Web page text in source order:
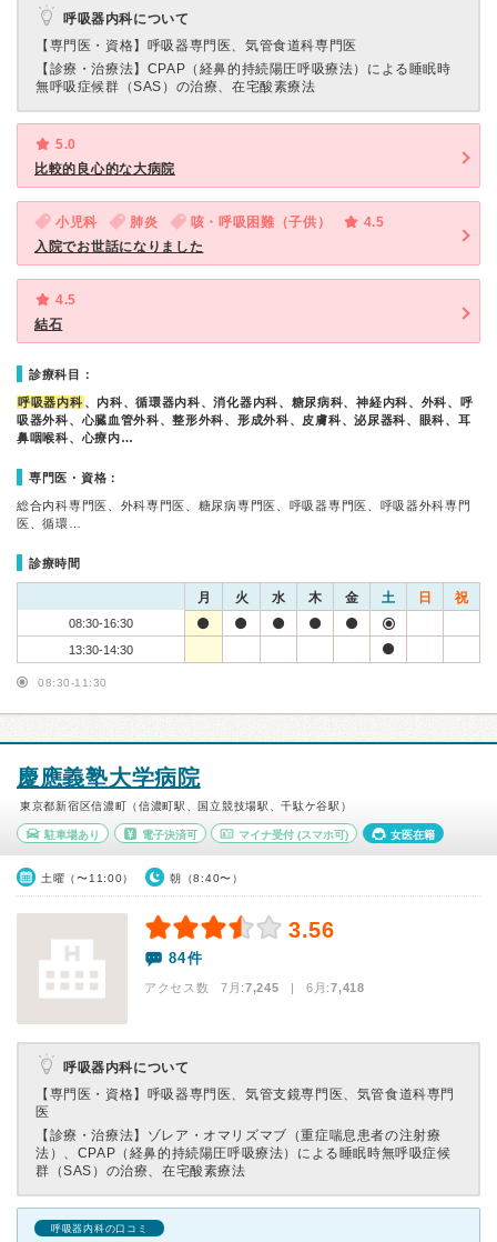
呼吸器内科について
【専門医・資格】 呼吸器専門医、気管食道科専門医
【診療・治療法】 CPAP（経鼻的持続陽圧呼吸療法）による睡眠時
無呼吸症候群（SAS）の治療、在宅酸素療法
5.0
比較的良心的な大病院
小児科 肺炎 咳・呼吸困難（子供）
4.5
入院でお世話になりました
4.5
結石
診療科目：
呼吸器内科 、内科、循環器内科、消化器内科、糖尿病科、神経内科、外科、呼
吸器外科、心臓血管外科、整形外科、形成外科、皮膚科、泌尿器科、眼科、耳
鼻咽喉科、心療内…
専門医・資格：
総合内科専門医、外科専門医、糖尿病専門医、呼吸器専門医、呼吸器外科専門
医、循環…
診療時間
月 火 水 木 金 土 日 祝
08:30-16:30
13:30-14:30
08:30-11:30
慶應義塾大学病院
東京都新宿区信濃町（信濃町駅、国立競技場駅、千駄ケ谷駅）
駐車場あり 電子決済可 マイナ受付 (スマホ可) 女医在籍
土曜（〜11:00） 朝（8:40〜）
3.56
84件
アクセス数 7月:7,245 | 6月:7,418
呼吸器内科について
【専門医・資格】 呼吸器専門医、気管支鏡専門医、気管食道科専門
医
【診療・治療法】 ゾレア・オマリズマブ（重症喘息患者の注射療
法）、CPAP（経鼻的持続陽圧呼吸療法）による睡眠時無呼吸症候
群（SAS）の治療、在宅酸素療法
呼吸器内科の口コミ